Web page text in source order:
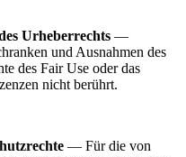
Urheberrechts —
und Ausnahmen des
des Fair Use oder das
nicht berührt.
— Für die von